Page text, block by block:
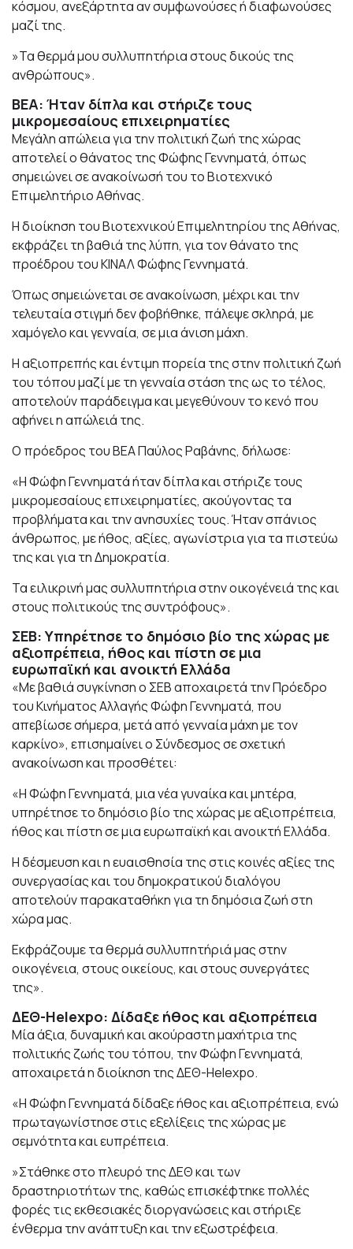
κόσμου, ανεξάρτητα αν συμφωνούσες ή διαφωνούσες
μαζί της.
»Τα θερμά μου συλλυπητήρια στους δικούς της
ανθρώπους».
ΒΕΑ: Ήταν δίπλα και στήριζε τους
μικρομεσαίους επιχειρηματίες
Μεγάλη απώλεια για την πολιτική ζωή της χώρας
αποτελεί ο θάνατος της Φώφης Γεννηματά, όπως
σημειώνει σε ανακοίνωσή του το Βιοτεχνικό
Επιμελητήριο Αθήνας.
Η διοίκηση του Βιοτεχνικού Επιμελητηρίου της Αθήνας,
εκφράζει τη βαθιά της λύπη, για τον θάνατο της
προέδρου του ΚΙΝΑΛ Φώφης Γεννηματά.
Όπως σημειώνεται σε ανακοίνωση, μέχρι και την
τελευταία στιγμή δεν φοβήθηκε, πάλεψε σκληρά, με
χαμόγελο και γενναία, σε μια άνιση μάχη.
Η αξιοπρεπής και έντιμη πορεία της στην πολιτική ζωή
του τόπου μαζί με τη γενναία στάση της ως το τέλος,
αποτελούν παράδειγμα και μεγεθύνουν το κενό που
αφήνει η απώλειά της.
Ο πρόεδρος του ΒΕΑ Παύλος Ραβάνης, δήλωσε:
«Η Φώφη Γεννηματά ήταν δίπλα και στήριζε τους
μικρομεσαίους επιχειρηματίες, ακούγοντας τα
προβλήματα και την ανησυχίες τους. Ήταν σπάνιος
άνθρωπος, με ήθος, αξίες, αγωνίστρια για τα πιστεύω
της και για τη Δημοκρατία.
Τα ειλικρινή μας συλλυπητήρια στην οικογένειά της και
στους πολιτικούς της συντρόφους».
ΣΕΒ: Υπηρέτησε το δημόσιο βίο της χώρας με
αξιοπρέπεια, ήθος και πίστη σε μια
ευρωπαϊκή και ανοικτή Ελλάδα
«Με βαθιά συγκίνηση ο ΣΕΒ αποχαιρετά την Πρόεδρο
του Κινήματος Αλλαγής Φώφη Γεννηματά, που
απεβίωσε σήμερα, μετά από γενναία μάχη με τον
καρκίνο», επισημαίνει ο Σύνδεσμος σε σχετική
ανακοίνωση και προσθέτει:
«Η Φώφη Γεννηματά, μια νέα γυναίκα και μητέρα,
υπηρέτησε το δημόσιο βίο της χώρας με αξιοπρέπεια,
ήθος και πίστη σε μια ευρωπαϊκή και ανοικτή Ελλάδα.
Η δέσμευση και η ευαισθησία της στις κοινές αξίες της
συνεργασίας και του δημοκρατικού διαλόγου
αποτελούν παρακαταθήκη για τη δημόσια ζωή στη
χώρα μας.
Εκφράζουμε τα θερμά συλλυπητήριά μας στην
οικογένεια, στους οικείους, και στους συνεργάτες
της».
ΔΕΘ-Helexpo: Δίδαξε ήθος και αξιοπρέπεια
Μία άξια, δυναμική και ακούραστη μαχήτρια της
πολιτικής ζωής του τόπου, την Φώφη Γεννηματά,
αποχαιρετά η διοίκηση της ΔΕΘ-Helexpo.
«Η Φώφη Γεννηματά δίδαξε ήθος και αξιοπρέπεια, ενώ
πρωταγωνίστησε στις εξελίξεις της χώρας με
σεμνότητα και ευπρέπεια.
»Στάθηκε στο πλευρό της ΔΕΘ και των
δραστηριοτήτων της, καθώς επισκέφτηκε πολλές
φορές τις εκθεσιακές διοργανώσεις και στήριξε
ένθερμα την ανάπτυξη και την εξωστρέφεια.